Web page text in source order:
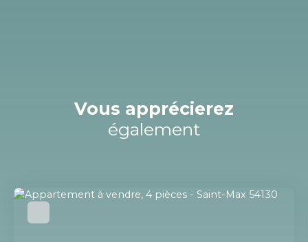
Vous apprécierez
également